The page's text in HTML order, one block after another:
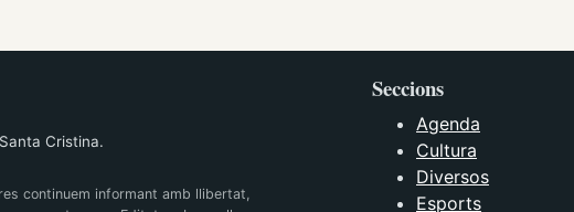
Cristina.
continuem informant amb llibertat,
Seccions
Agenda
Cultura
Diversos
Esports